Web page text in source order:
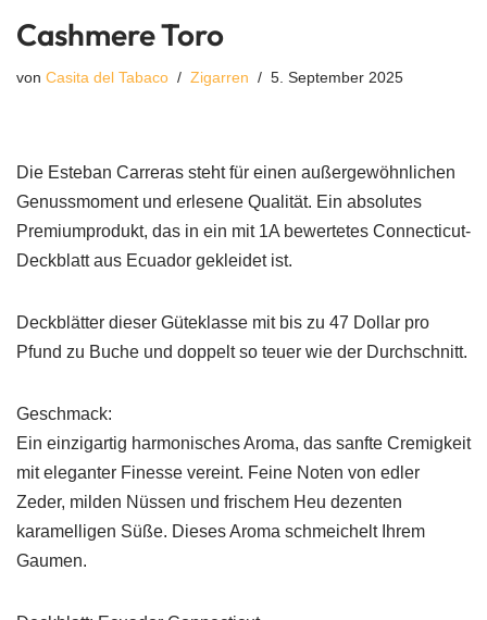
Cashmere Toro
von Casita del Tabaco Zigarren 5. September 2025
Die Esteban Carreras steht für einen außergewöhnlichen
Genussmoment und erlesene Qualität. Ein absolutes
Premiumprodukt, das in ein mit 1A bewertetes Connecticut-
Deckblatt aus Ecuador gekleidet ist.
Deckblätter dieser Güteklasse mit bis zu 47 Dollar pro
Pfund zu Buche und doppelt so teuer wie der Durchschnitt.
Geschmack:
Ein einzigartig harmonisches Aroma, das sanfte Cremigkeit
mit eleganter Finesse vereint. Feine Noten von edler
Zeder, milden Nüssen und frischem Heu dezenten
karamelligen Süße. Dieses Aroma schmeichelt Ihrem
Gaumen.